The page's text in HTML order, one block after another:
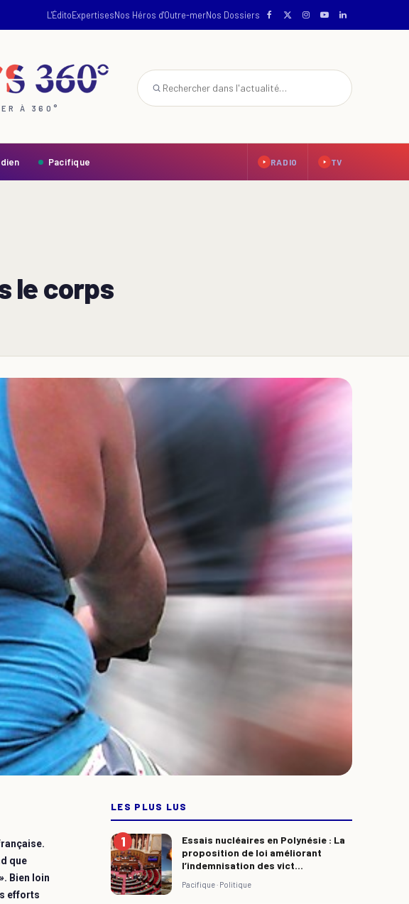
L'ÉditoExpertisesNos Héros d'Outre-merNos Dossiers
À 360°
Pacifique RADIO TV
le corps
que
. Bien loin
efforts
LES PLUS LUS
Essais nucléaires en Polynésie : La
proposition de loi améliorant
l’indemnisation des vict...
Pacifique · Politique